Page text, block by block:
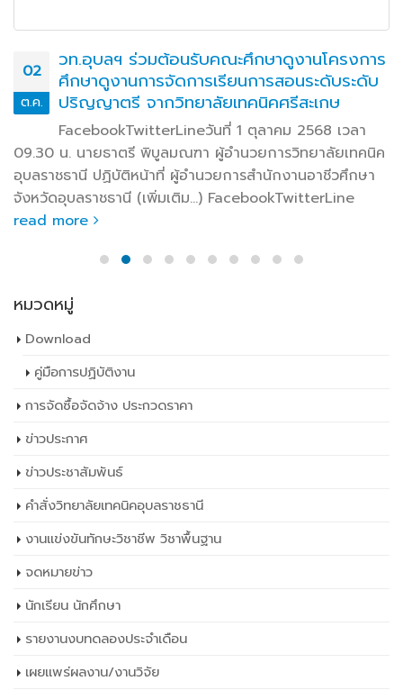
25
ส.ค.
วท.อุบลฯ จัดโครงการทดสอบทางวิชาการ Day
Camp รุ่นที่ 2 ประจำปีการศึกษา 2568
FacebookTwitterLineวันที่ 23 สิงหาคม 2568 เวลา
08.00 น. นายธาตรี พิบูลมณฑา ผู้อำนวยการ
วิทยาลัยเทคนิคอุบลราชธานี ได้มอบหมายให้ นายไวพจน์ ศรี
ธัญ รองผู้อำนวยการฝ่ายพัฒนากิจการนักเรียนนักศึกษา เป็น
ประธานในพิธีเปิดโครงการทดสอบทางวิชาการ Day (เพิ่ม
เติม…) FacebookTwitterLine
หมวดหมู่
Download
คู่มือการปฏิบัติงาน
การจัดซื้อจัดจ้าง ประกวดราคา
ข่าวประกาศ
ข่าวประชาสัมพันธ์
คำสั่งวิทยาลัยเทคนิคอุบลราชธานี
งานแข่งขันทักษะวิชาชีพ วิชาพื้นฐาน
จดหมายข่าว
นักเรียน นักศึกษา
รายงานงบทดลองประจำเดือน
เผยเเพร่ผลงาน/งานวิจัย